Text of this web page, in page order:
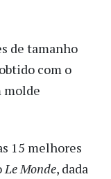
de tamanho
com o
molde
15 melhores
Le Monde, dada